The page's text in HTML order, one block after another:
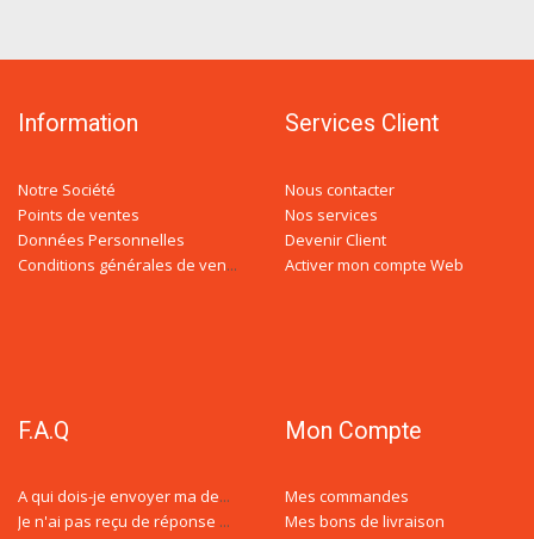
Information
Notre Société
Points de ventes
Données Personnelles
Conditions générales de ventes
Services Client
Nous contacter
Nos services
Devenir Client
Activer mon compte Web
F.A.Q
A qui dois-je envoyer ma demande de devis ?
Je n'ai pas reçu de réponse à ma demande de devis, est-ce normal ?
Mon Compte
Mes commandes
Mes bons de livraison